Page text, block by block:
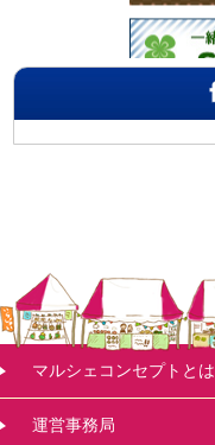
マルシェコンセプトとは
運営事務局